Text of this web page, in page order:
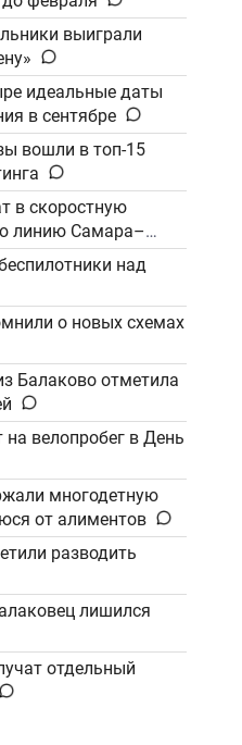
выиграли
идеальные даты
в сентябре
вошли в топ-15
в скоростную
линию Самара–
над
о новых схемах
Балаково отметила
на велопробег в День
многодетную
от алиментов
разводить
лишился
отдельный